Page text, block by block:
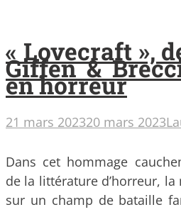
« Lovecraft »,
Giffen &
en horreur
21 mars 202320 mars 2023
Dans cet hommage
de la littérature d’horreur,
sur un champ de bataille